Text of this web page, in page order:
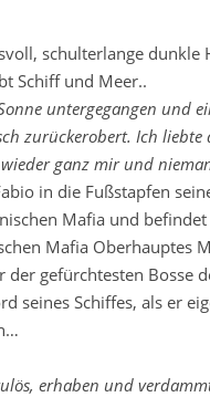
schulterlange
Schiff und Meer..
untergegangen und
zurückerobert. Ich
ganz mir und
in die Fußstapfen
Mafia und
Mafia Oberhauptes
der gefürchtesten Bosse
seines Schiffes, als er
erhaben und